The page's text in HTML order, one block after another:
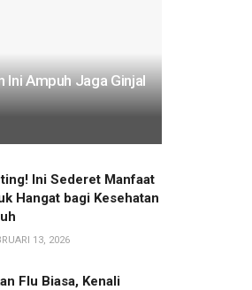
Ini Ampuh Jaga Ginjal
Ini Sederet Manfaat
Hangat bagi Kesehatan
13, 2026
Flu Biasa, Kenali